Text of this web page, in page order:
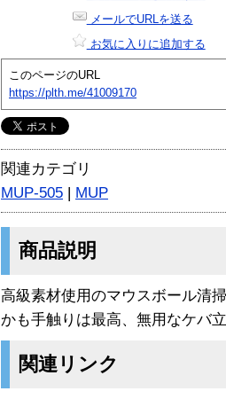
メールでURLを送る
お気に入りに追加する
このページのURL
https://plth.me/41009170
関連カテゴリ
MUP-505 | MUP
商品説明
高級素材使用のマウスボール清
かも手触りは最高、無用なケバ
関連リンク